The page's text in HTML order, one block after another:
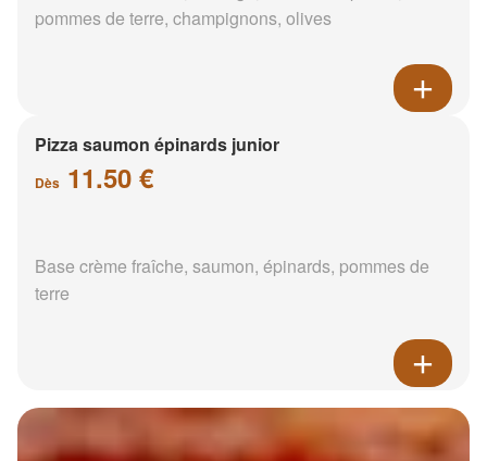
pommes de terre, champignons, olives
Pizza saumon épinards junior
Dès 11.50 €
Base crème fraîche, saumon, épinards, pommes de
terre